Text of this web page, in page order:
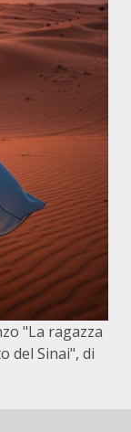
"La ragazza
del Sinai", di